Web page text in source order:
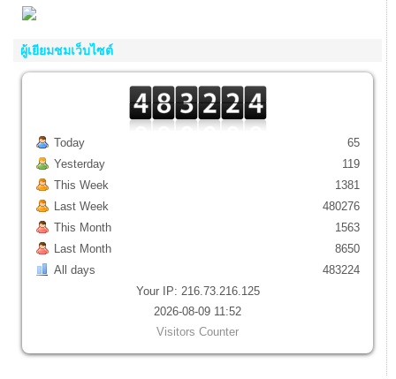
ผู้เยียมชมเว็บไซต์
Today
Yesterday
This Week
Last Week
This Month
Last Month
All days
65
119
1381
480276
1563
8650
483224
Your IP: 216.73.216.125
2026-08-09 11:52
Visitors Counter